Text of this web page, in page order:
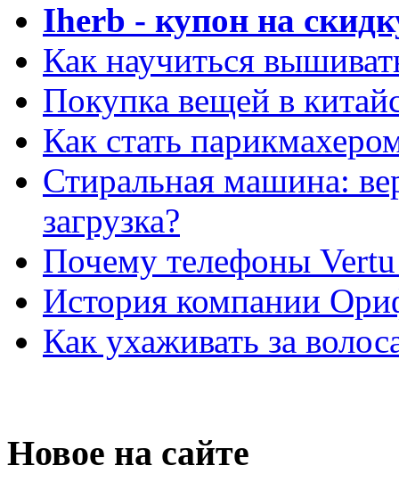
Iherb - купон на
Как научиться
Покупка вещей в
Как стать
Стиральная машина:
загрузка?
Почему телефоны Vertu
История компании
Как ухаживать за
Новое на сайте